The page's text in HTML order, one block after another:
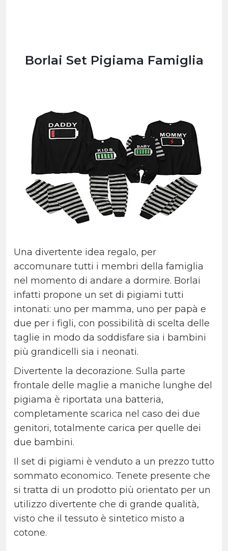
Borlai Set Pigiama Famiglia
Una divertente idea regalo, per
accomunare tutti i membri della famiglia
nel momento di andare a dormire. Borlai
infatti propone un set di pigiami tutti
intonati: uno per mamma, uno per papà e
due per i figli, con possibilità di scelta delle
taglie in modo da soddisfare sia i bambini
più grandicelli sia i neonati.
Divertente la decorazione. Sulla parte
frontale delle maglie a maniche lunghe del
pigiama è riportata una batteria,
completamente scarica nel caso dei due
genitori, totalmente carica per quelle dei
due bambini.
Il set di pigiami è venduto a un prezzo tutto
sommato economico. Tenete presente che
si tratta di un prodotto più orientato per un
utilizzo divertente che di grande qualità,
visto che il tessuto è sintetico misto a
cotone.